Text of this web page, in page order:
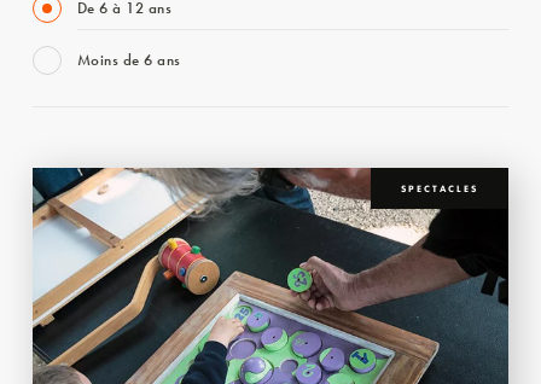
De 6 à 12 ans
Moins de 6 ans
SPECTACLES